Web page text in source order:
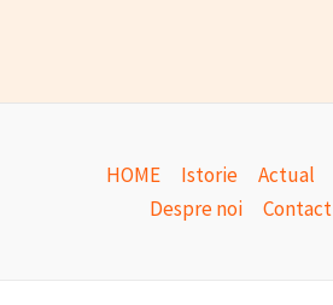
HOME Istorie Actual
Despre noi
Contact